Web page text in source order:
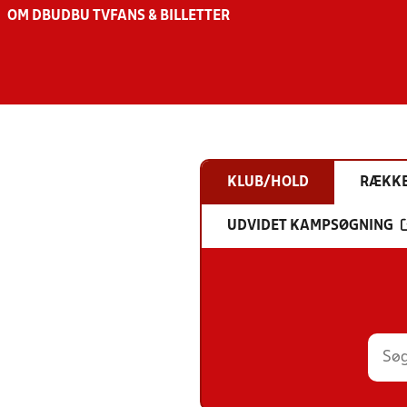
OM DBU DBU TV FANS & BILLETTER
KLUB/HOLD
UDVIDET KAMPSØGNING